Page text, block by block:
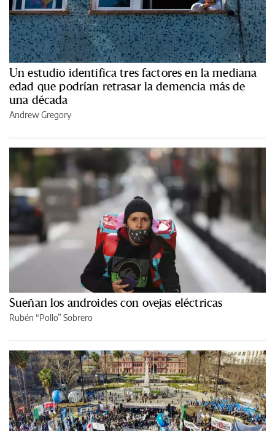
Un estudio identifica tres factores en la mediana
edad que podrían retrasar la demencia más de
una década
Andrew Gregory
Sueñan los androides con ovejas eléctricas
Rubén “Pollo” Sobrero